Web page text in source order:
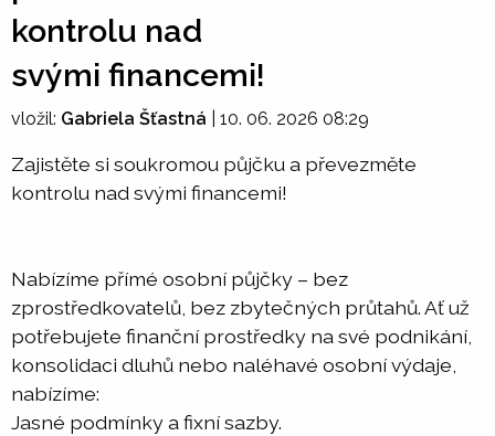
kontrolu nad
svými financemi!
vložil: Gabriela Šťastná 10. 06. 2026 08:29
Zajistěte si soukromou půjčku a převezměte
kontrolu nad svými financemi!
Nabízíme přímé osobní půjčky – bez
zprostředkovatelů, bez zbytečných průtahů. Ať už
potřebujete finanční prostředky na své podnikání,
konsolidaci dluhů nebo naléhavé osobní výdaje,
nabízíme:
Jasné podmínky a fixní sazby.